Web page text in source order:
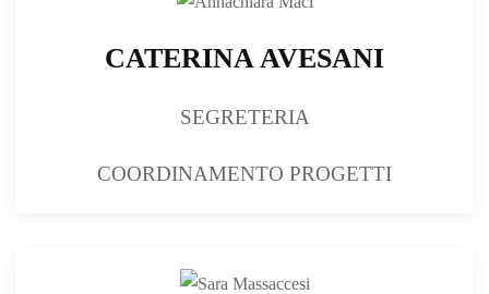
CATERINA AVESANI
SEGRETERIA
COORDINAMENTO PROGETTI